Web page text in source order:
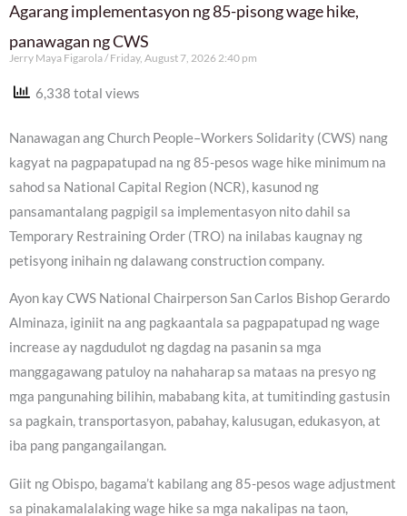
Agarang implementasyon ng 85-pisong wage hike,
panawagan ng CWS
Jerry Maya Figarola Friday, August 7, 2026 2:40 pm
6,338 total views
Nanawagan ang Church People–Workers Solidarity (CWS) nang
kagyat na pagpapatupad na ng 85-pesos wage hike minimum na
sahod sa National Capital Region (NCR), kasunod ng
pansamantalang pagpigil sa implementasyon nito dahil sa
Temporary Restraining Order (TRO) na inilabas kaugnay ng
petisyong inihain ng dalawang construction company.
Ayon kay CWS National Chairperson San Carlos Bishop Gerardo
Alminaza, iginiit na ang pagkaantala sa pagpapatupad ng wage
increase ay nagdudulot ng dagdag na pasanin sa mga
manggagawang patuloy na nahaharap sa mataas na presyo ng
mga pangunahing bilihin, mababang kita, at tumitinding gastusin
sa pagkain, transportasyon, pabahay, kalusugan, edukasyon, at
iba pang pangangailangan.
Giit ng Obispo, bagama’t kabilang ang 85-pesos wage adjustment
sa pinakamalalaking wage hike sa mga nakalipas na taon,